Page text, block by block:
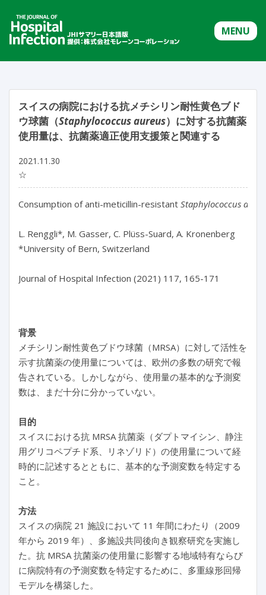
MENU
スイスの病院における抗メチシリン耐性黄色ブド
ウ球菌（Staphylococcus aureus）に対する抗菌薬
使用量は、抗菌薬適正使用支援策と関連する
2021.11.30
☆
Consumption of anti-meticillin-resistant Staphylococcus
L. Renggli*, M. Gasser, C. Plüss-Suard, A. Kronenberg
*University of Bern, Switzerland
Journal of Hospital Infection (2021) 117, 165-171
背景
メチシリン耐性黄色ブドウ球菌（MRSA）に対して活性を
示す抗菌薬の使用量については、欧州の多数の研究で報
告されている。しかしながら、使用量の基本的な予測変
数は、まだ十分に分かっていない。
目的
スイスにおける抗 MRSA 抗菌薬（ダプトマイシン、静注
用グリコペプチド系、リネゾリド）の使用量について経
時的に記述するとともに、基本的な予測変数を特定する
こと。
方法
スイスの病院 21 施設において 11 年間にわたり（2009
年から 2019 年）、多施設共同後向き観察研究を実施し
た。抗 MRSA 抗菌薬の使用量に影響する地域特有ならび
に病院特有の予測変数を特定するために、多重線形回帰
モデルを構築した。